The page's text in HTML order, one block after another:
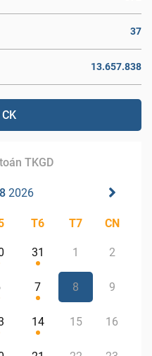
37
13.657.838
TKGD
2026
T6 T7 CN
31 1 2
7 8 9
14 15 16